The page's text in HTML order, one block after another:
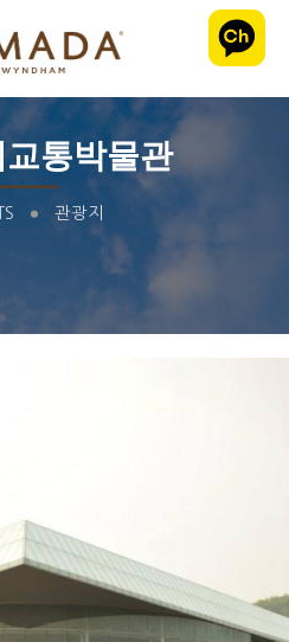
통박물관
관광지